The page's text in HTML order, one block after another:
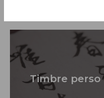
Timbre perso